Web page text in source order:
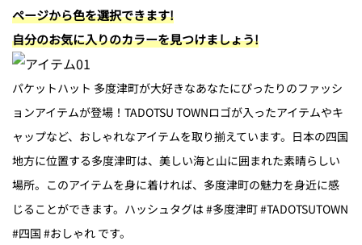
お問い合わせ
ページから色を選択できます!
自分のお気に入りのカラーを見つけましょう!
パケットハット 多度津町が大好きなあなたにぴったりのファッシ
ョンアイテムが登場！TADOTSU TOWNロゴが入ったアイテムやキ
ャップなど、おしゃれなアイテムを取り揃えています。日本の四国
地方に位置する多度津町は、美しい海と山に囲まれた素晴らしい
場所。このアイテムを身に着ければ、多度津町の魅力を身近に感
じることができます。ハッシュタグは #多度津町 #TADOTSUTOWN
#四国 #おしゃれ です。